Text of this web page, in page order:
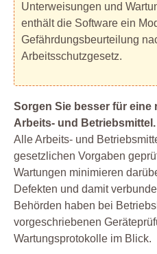
Unterweisungen und
enthält die Software ein
Gefährdungsbeurteilung
Arbeitsschutzgesetz.
Sorgen Sie besser für eine
Arbeits- und Betriebsmittel.
Alle Arbeits- und
gesetzlichen Vorgaben
Wartungen minimieren
Defekten und damit
Behörden haben bei
vorgeschriebenen
Wartungsprotokolle im Blick.